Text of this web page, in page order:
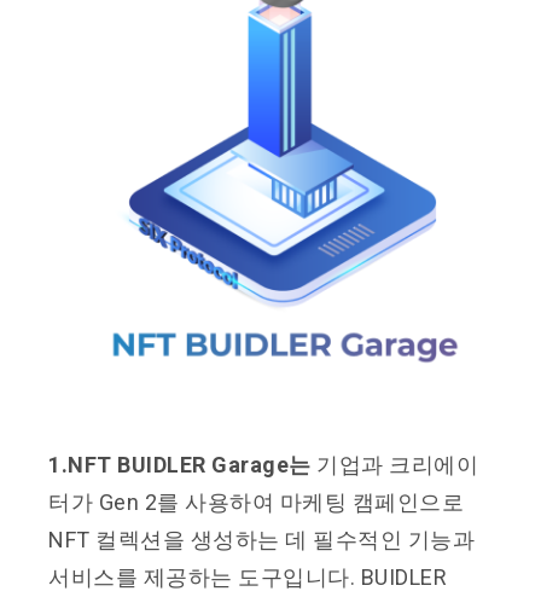
1.NFT BUIDLER Garage는 기업과 크리에이
터가 Gen 2를 사용하여 마케팅 캠페인으로
NFT 컬렉션을 생성하는 데 필수적인 기능과
서비스를 제공하는 도구입니다. BUIDLER